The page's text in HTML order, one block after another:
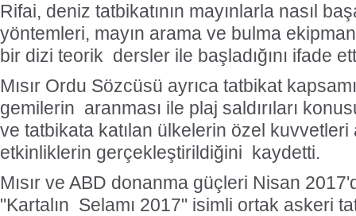
Rifai, deniz tatbikatının mayınlarla nasıl
yöntemleri, mayın arama ve bulma
bir dizi teorik dersler ile başladığını ifade
Mısır Ordu Sözcüsü ayrıca tatbikat
gemilerin aranması ile plaj saldırıları
ve tatbikata katılan ülkelerin özel kuvvetleri
etkinliklerin gerçekleştirildiğini kaydetti.
Mısır ve ABD donanma güçleri Nisan
"Kartalın Selamı 2017" isimli ortak askeri